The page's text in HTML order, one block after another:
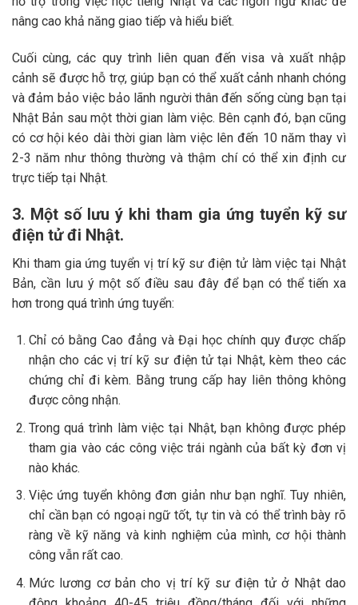
nâng cao khả năng giao tiếp và hiểu biết.
Cuối cùng, các quy trình liên quan đến visa và xuất nhập
cảnh sẽ được hỗ trợ, giúp bạn có thể xuất cảnh nhanh chóng
và đảm bảo việc bảo lãnh người thân đến sống cùng bạn tại
Nhật Bản sau một thời gian làm việc. Bên cạnh đó, bạn cũng
có cơ hội kéo dài thời gian làm việc lên đến 10 năm thay vì
2-3 năm như thông thường và thậm chí có thể xin định cư
trực tiếp tại Nhật.
3. Một số lưu ý khi tham gia ứng tuyển kỹ sư
điện tử đi Nhật.
Khi tham gia ứng tuyển vị trí kỹ sư điện tử làm việc tại Nhật
Bản, cần lưu ý một số điều sau đây để bạn có thể tiến xa
hơn trong quá trình ứng tuyển:
Chỉ có bằng Cao đẳng và Đại học chính quy được chấp
nhận cho các vị trí kỹ sư điện tử tại Nhật, kèm theo các
chứng chỉ đi kèm. Bằng trung cấp hay liên thông không
được công nhận.
Trong quá trình làm việc tại Nhật, bạn không được phép
tham gia vào các công việc trái ngành của bất kỳ đơn vị
nào khác.
Việc ứng tuyển không đơn giản như bạn nghĩ. Tuy nhiên,
chỉ cần bạn có ngoại ngữ tốt, tự tin và có thể trình bày rõ
ràng về kỹ năng và kinh nghiệm của mình, cơ hội thành
công vẫn rất cao.
Mức lương cơ bản cho vị trí kỹ sư điện tử ở Nhật dao